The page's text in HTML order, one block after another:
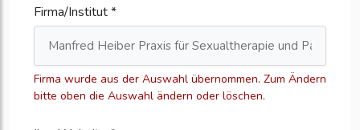
Firma/Institut *
Firma wurde aus der Auswahl übernommen. Zum Ändern
bitte oben die Auswahl ändern oder löschen.